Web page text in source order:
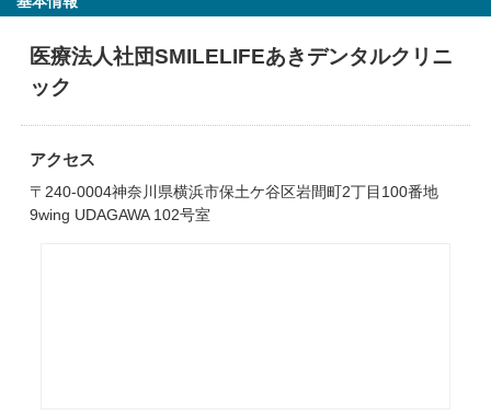
医療法人社団SMILELIFEあきデンタルクリニ
ック
アクセス
〒240-0004神奈川県横浜市保土ケ谷区岩間町2丁目100番地
9wing UDAGAWA 102号室